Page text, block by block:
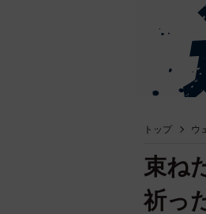
トップ ウ
束ね
祈っ